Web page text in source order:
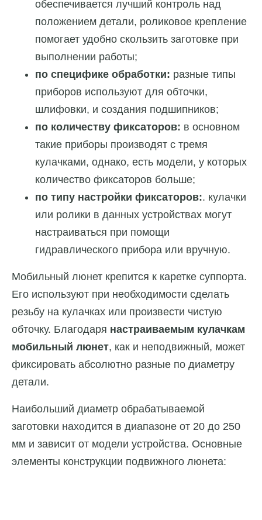
обеспечивается лучший контроль над
положением детали, роликовое крепление
помогает удобно скользить заготовке при
выполнении работы;
по специфике обработки: разные типы
приборов используют для обточки,
шлифовки, и создания подшипников;
по количеству фиксаторов: в основном
такие приборы производят с тремя
кулачками, однако, есть модели, у которых
количество фиксаторов больше;
по типу настройки фиксаторов:. кулачки
или ролики в данных устройствах могут
настраиваться при помощи
гидравлического прибора или вручную.
Мобильный люнет крепится к каретке суппорта.
Его используют при необходимости сделать
резьбу на кулачках или произвести чистую
обточку. Благодаря настраиваемым кулачкам
мобильный люнет, как и неподвижный, может
фиксировать абсолютно разные по диаметру
детали.
Наибольший диаметр обрабатываемой
заготовки находится в диапазоне от 20 до 250
мм и зависит от модели устройства. Основные
элементы конструкции подвижного люнета: